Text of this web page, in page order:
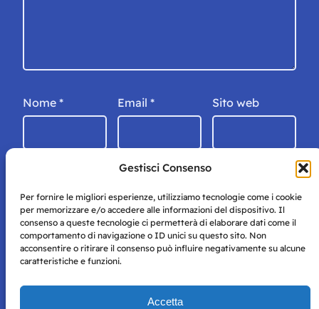
Gestisci Consenso
Per fornire le migliori esperienze, utilizziamo tecnologie come i cookie
per memorizzare e/o accedere alle informazioni del dispositivo. Il
consenso a queste tecnologie ci permetterà di elaborare dati come il
comportamento di navigazione o ID unici su questo sito. Non
acconsentire o ritirare il consenso può influire negativamente su alcune
caratteristiche e funzioni.
Accetta
Nome * Email * Sito web
Storie di Napoli è una testata registrata presso il tribunale di